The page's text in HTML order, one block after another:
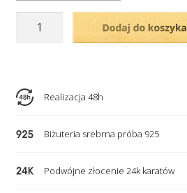
–
4
serca,
nieskończoność
Dodaj do koszyka
Realizacja 48h
Biżuteria srebrna próba 925
Podwójne złocenie 24k karatów